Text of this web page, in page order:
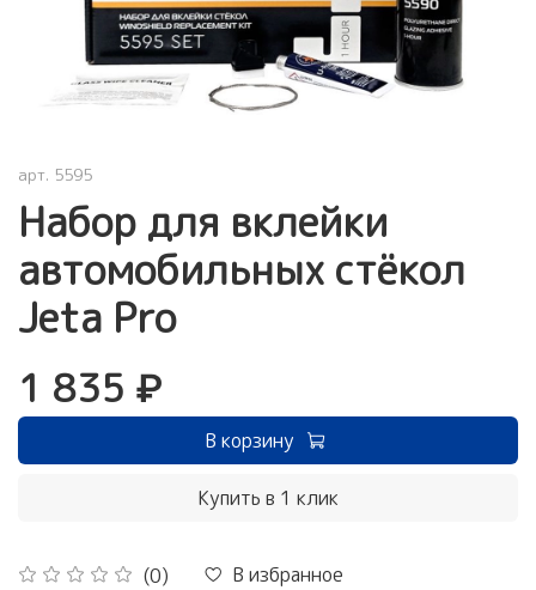
арт. 5595
Набор для вклейки
автомобильных стёкол
Jeta Pro
(0) В избранное
1 835 ₽
В корзину
Купить в 1 клик